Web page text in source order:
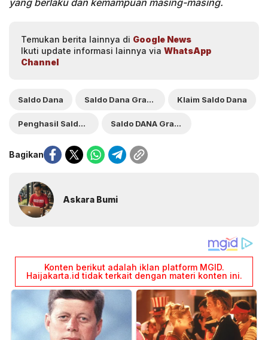
Temukan berita lainnya di Google News
Ikuti update informasi lainnya via WhatsApp
Channel
Saldo Dana Saldo Dana Gratis Klaim Saldo Dana
Penghasil Saldo DANA gratis Saldo DANA Gratis hari ini
Bagikan
Askara Bumi